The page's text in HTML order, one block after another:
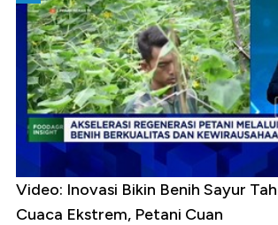
Video: Inovasi Bikin Benih Sayur
Cuaca Ekstrem, Petani Cuan